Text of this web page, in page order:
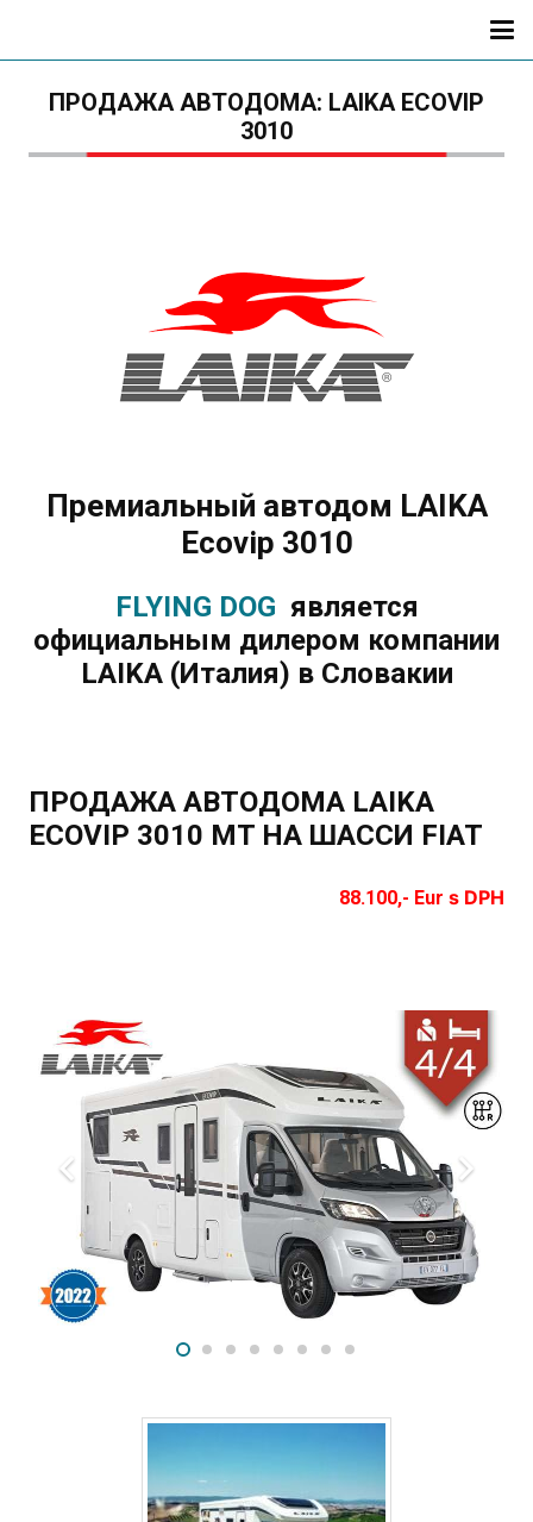
ПРОДАЖА АВТОДОМА: LAIKA ECOVIP
3010
Премиальный автодом LAIKA
Ecovip 3010
FLYING DOG является
официальным дилером компании
LAIKA (Италия) в Словакии
ПРОДАЖА АВТОДОМА LAIKA
ECOVIP 3010 MT НА ШАССИ FIAT
88.100,- Eur s DPH